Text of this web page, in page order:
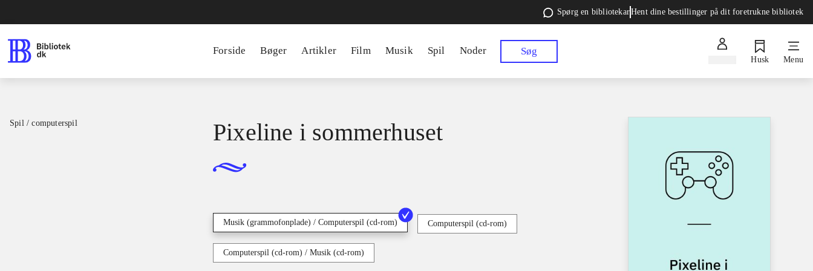
Spørg en bibliotekarHent dine bestillinger på dit foretrukne bibliotek
Forside Bøger Artikler Film Musik Spil Noder Søg
Husk Menu
Spil / computerspil Pixeline i sommerhuset
Musik (grammofonplade) / Computerspil (cd-rom) Computerspil (cd-rom)
Computerspil (cd-rom) / Musik (cd-rom)